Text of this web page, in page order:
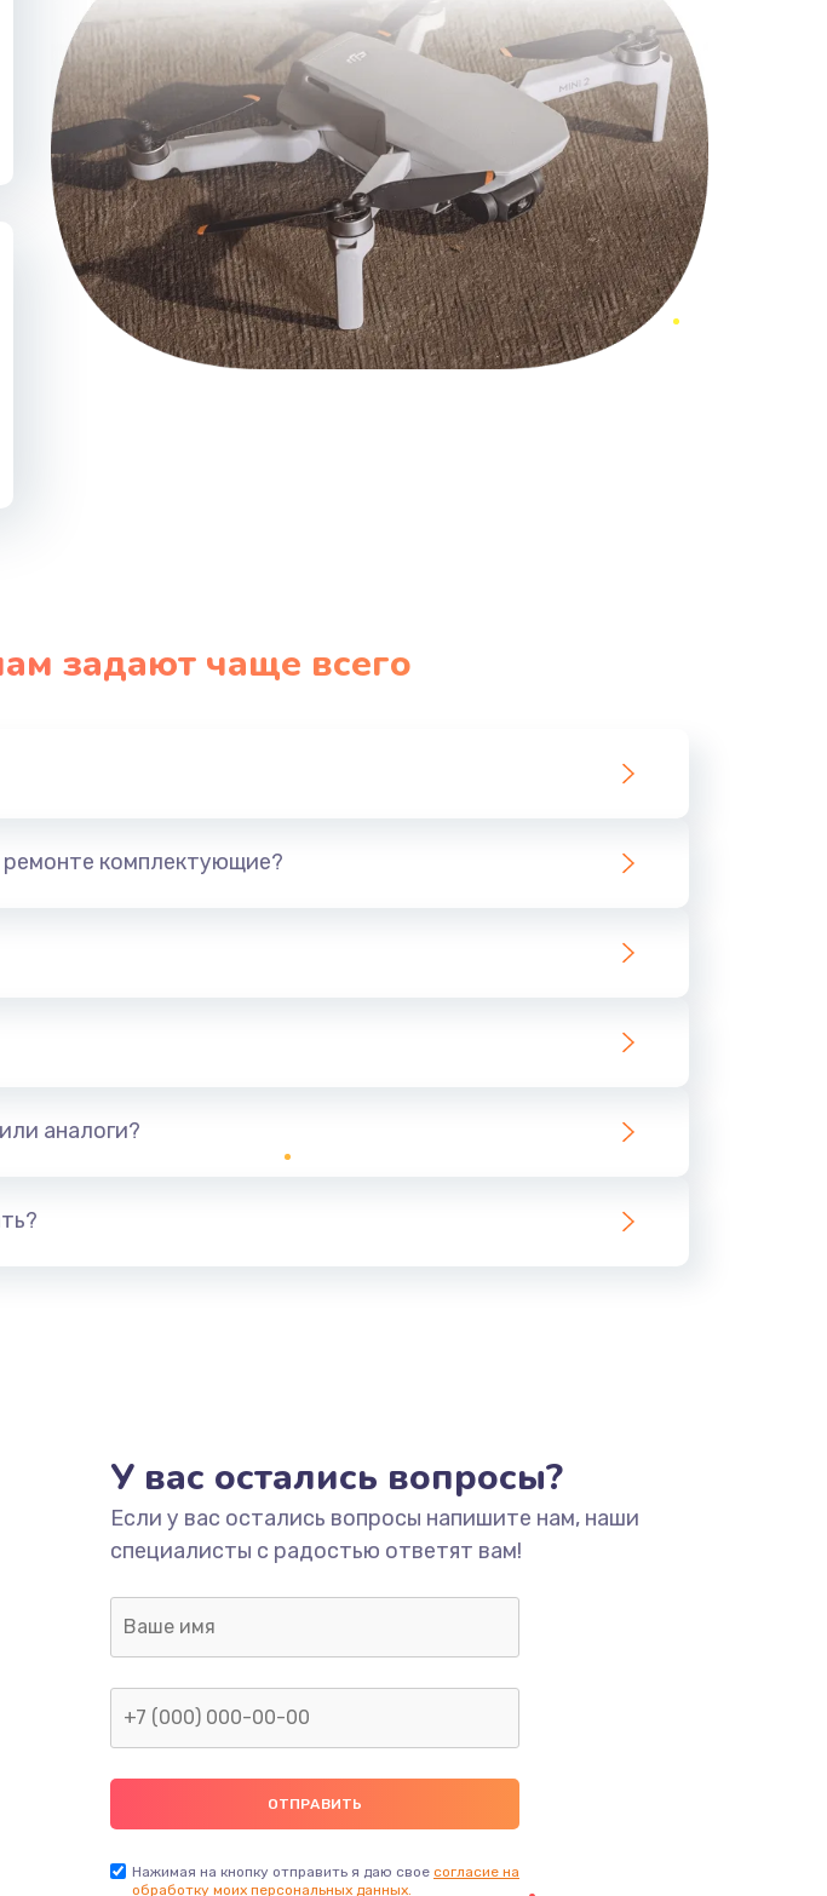
задают чаще всего
ремонте комплектующие?
аналоги?
У вас остались вопросы?
Если у вас остались вопросы напишите нам, наши
специалисты с радостью ответят вам!
Нажимая на кнопку отправить я даю свое согласие на
обработку моих персональных данных.